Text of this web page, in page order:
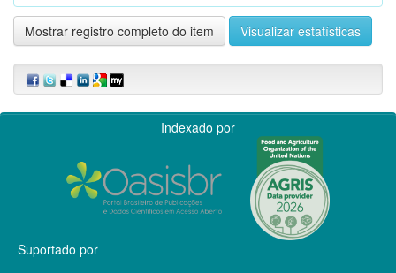
Mostrar registro completo do item Visualizar estatísticas
Indexado por
Suportado por